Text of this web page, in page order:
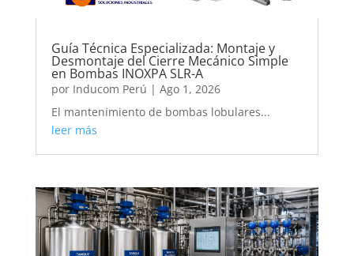
Guía Técnica Especializada: Montaje y
Desmontaje del Cierre Mecánico Simple
en Bombas INOXPA SLR-A
por Inducom Perú | Ago 1, 2026
El mantenimiento de bombas lobulares...
leer más